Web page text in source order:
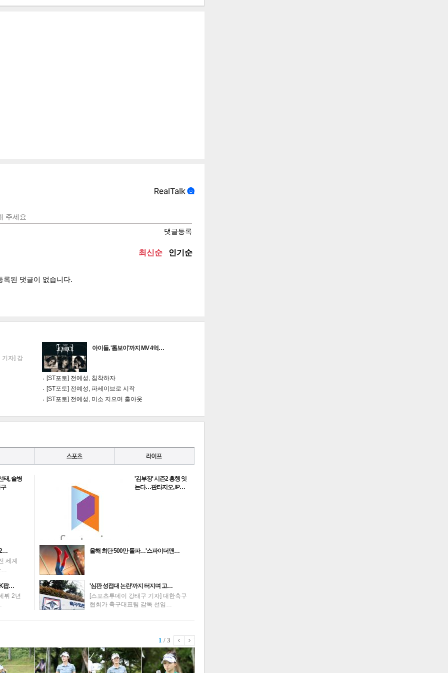
인쇄 목록
기자] 강
아이들, '톰보이'까지 MV 4억…
[ST포토] 전예성, 침착하자
[ST포토] 전예성, 파세이브로 시작
[ST포토] 전예성, 미소 지으며 홀아웃
태, 술병
세계
…
팝…
뷔 2년
'김부장' 시즌2 흥행 잇
는다…판타지오, IP…
올해 최단 500만 돌파…'스파이더맨…
'심판 성접대 논란'까지 터지며 고…
[스포츠투데이 강태구 기자] 대한축구
협회가 축구대표팀 감독 선임…
1 / 3